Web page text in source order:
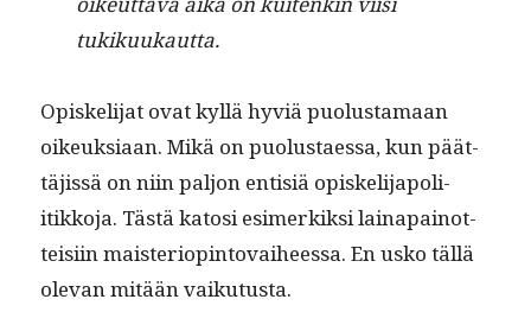
tukikuukautta.
Opiske­li­jat ovat kyl­lä hyviä puo­lus­ta­maan
oikeuk­si­aan. Mikä on puo­lus­taes­sa, kun päät­
täjis­sä on niin paljon entisiä opiske­li­japoli­
itikko­ja. Tästä katosi esimerkik­si laina­pain­ot­
teisi­in mais­te­ri­opin­to­vai­heessa. En usko täl­lä
ole­van mitään vaikutusta.